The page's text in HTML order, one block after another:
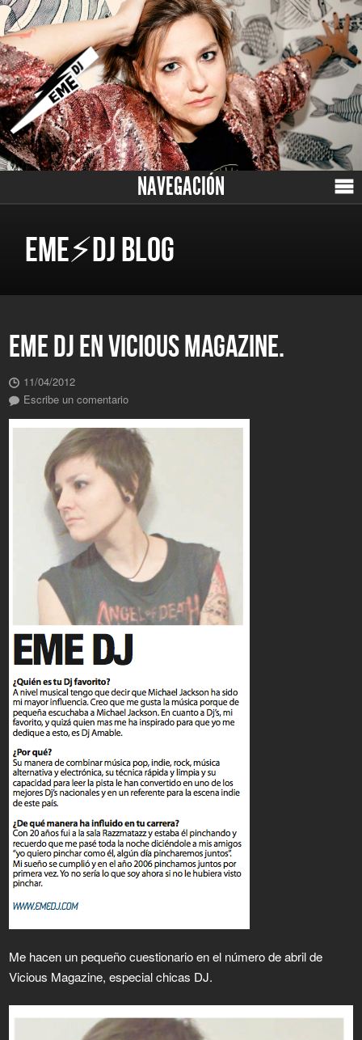
NAVEGACIÓN
EME⚡DJ BLOG
EME DJ EN VICIOUS MAGAZINE.
11/04/2012
Escribe un comentario
Me hacen un pequeño cuestionario en el número de abril de
Vicious Magazine, especial chicas DJ.